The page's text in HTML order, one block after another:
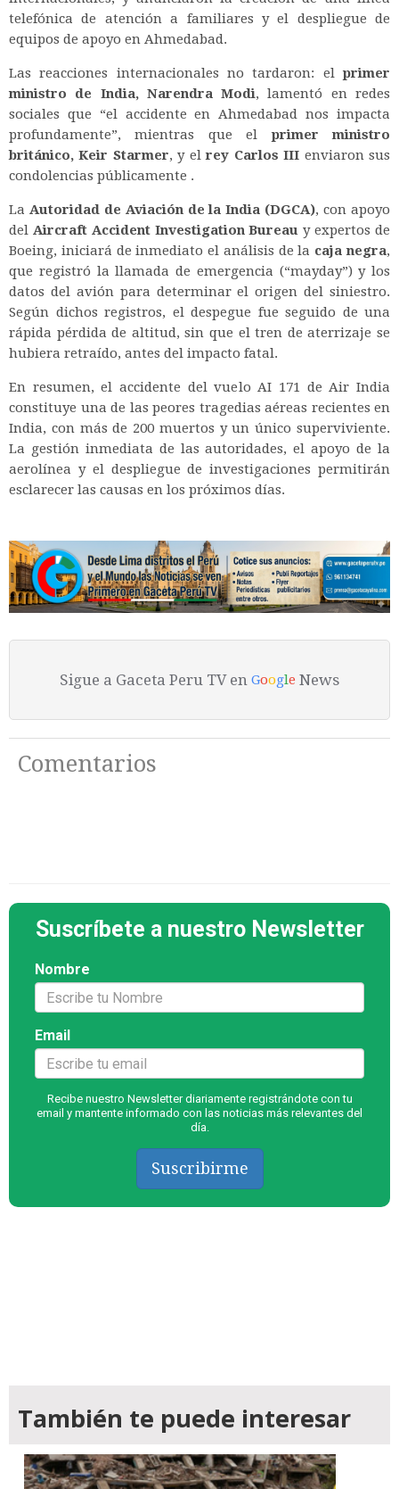
telefónica de atención a familiares y el despliegue de
equipos de apoyo en Ahmedabad.
Las reacciones internacionales no tardaron: el primer
ministro de India, Narendra Modi, lamentó en redes
sociales que “el accidente en Ahmedabad nos impacta
profundamente”, mientras que el primer ministro
británico, Keir Starmer, y elrey Carlos III enviaron sus
condolencias públicamente .
La Autoridad de Aviación de la India (DGCA), con apoyo
del Aircraft Accident Investigation Bureau y expertos de
Boeing, iniciará de inmediato el análisis de la caja negra,
que registró la llamada de emergencia (“mayday”) y los
datos del avión para determinar el origen del siniestro.
Según dichos registros, el despegue fue seguido de una
rápida pérdida de altitud, sin que el tren de aterrizaje se
hubiera retraído, antes del impacto fatal.
En resumen, el accidente del vuelo AI 171 de Air India
constituye una de las peores tragedias aéreas recientes en
India, con más de 200 muertos y un único superviviente.
La gestión inmediata de las autoridades, el apoyo de la
aerolínea y el despliegue de investigaciones permitirán
esclarecer las causas en los próximos días.
Sigue a Gaceta Peru TV en Google News
Comentarios
Suscríbete a nuestro Newsletter
Nombre
Email
Recibe nuestro Newsletter diariamente registrándote con tu
email y mantente informado con las noticias más relevantes del
día.
Suscribirme
También te puede interesar